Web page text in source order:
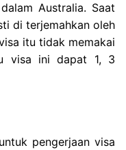
Australia. Saat
di terjemahkan oleh
itu tidak memakai
visa ini dapat 1, 3
pengerjaan visa